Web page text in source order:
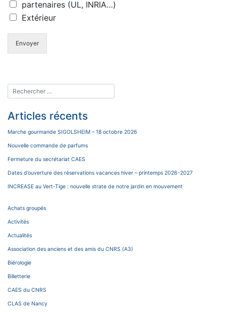
t
e
n
n
I
n
t
i
t
partenaires (UL, INRIA…)
Extérieur
Envoyer
Articles récents
Marche gourmande SIGOLSHEIM – 18 octobre 2026
Nouvelle commande de parfums
Fermeture du secrétariat CAES
Dates d’ouverture des réservations vacances hiver – printemps 2026-2027
INCREASE au Vert-Tige : nouvelle strate de notre jardin en mouvement
Achats groupés
Activités
Actualités
Association des anciens et des amis du CNRS (A3)
Biérologie
Billetterie
CAES du CNRS
CLAS de Nancy